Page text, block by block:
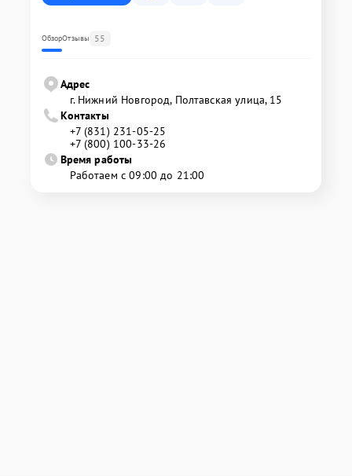
ОбзорОтзывы 55
Адрес
г. Нижний Новгород, Полтавская улица, 15
Контакты
+7 (831) 231-05-25
+7 (800) 100-33-26
Время работы
Работаем с 09:00 до 21:00